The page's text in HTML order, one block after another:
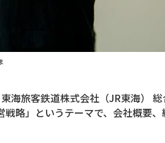
海旅客鉄道株式会社（JR東海）
略」というテーマで、会社概要、